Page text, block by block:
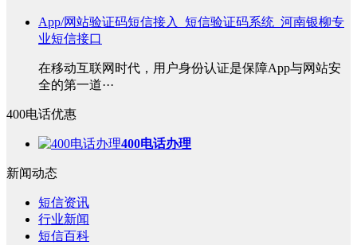
App/网站验证码短信接入_短信验证码系统_河南银柳专
业短信接口
在移动互联网时代，用户身份认证是保障App与网站安
全的第一道···
400电话优惠
400电话办理
新闻动态
短信资讯
行业新闻
短信百科